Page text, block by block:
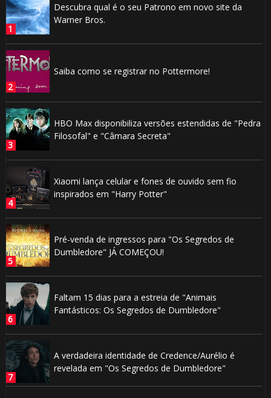
Descubra qual é o seu Patrono em novo site da
Warner Bros.
Saiba como se registrar no Pottermore!
HBO Max disponibiliza versões estendidas de "Pedra
Filosofal" e "Câmara Secreta"
Xiaomi lança celular e fones de ouvido sem fio
inspirados em "Harry Potter"
Pré-venda de ingressos para "Os Segredos de
Dumbledore" JÁ COMEÇOU!
Faltam 15 dias para a estreia de "Animais
Fantásticos: Os Segredos de Dumbledore"
A verdadeira identidade de Credence/Aurélio é
revelada em "Os Segredos de Dumbledore"